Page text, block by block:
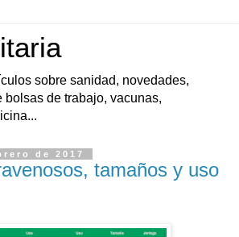
sobre sanidad, novedades,
bolsas de trabajo, vacunas,
de 2017
tamaños y uso